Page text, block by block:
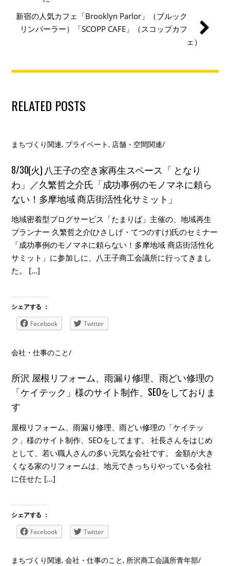
新宿の人気カフェ「Brooklyn Parlor」（ブルック
リンパーラー）「SCOPP CAFE」（スコップカフ
ェ）
RELATED POSTS
まちづくり関連, プライベート, 店舗・空間関連/
8/30(火) 八王子の空き家再生スペース「 となり
わ」／久繁哲之介氏「成功事例のモノマネに頼ら
ない！多摩地域 商店街活性化サミット」
地域密着型ブログサービス「たまりば」主催の、地域再生
プランナー 久繁哲之介(ひさしげ・てつのすけ)氏のセミナー
「成功事例のモノマネに頼らない！多摩地域 商店街活性化
サミット」に参加しに、八王子商工会議所に行ってきまし
た。 […]
シェアする ：
Facebook
Twitter
会社・仕事のこと/
所沢 屋根リフォーム、雨漏り修理、雨どい修理の
「ケイテック」様のサイト制作、SEOをしておりま
す
屋根リフォーム、雨漏り修理、雨どい修理の「ケイテッ
ク」様のサイト制作、SEOをしてます。 社長さんをはじめ
として、若い職人さんの多い元気な会社です。 金額が大き
くなる家のリフォームは、地元できっちりやっている会社
に任せた […]
シェアする ：
Facebook
Twitter
まちづくり関連,会社・仕事のこと, 所沢商工会議所青年部/